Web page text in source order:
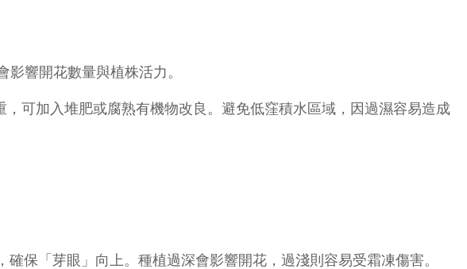
影響開花數量與植株活力。
，可加入堆肥或腐熟有機物改良。避免低窪積水區域，因過濕容易造成
，確保「芽眼」向上。種植過深會影響開花，過淺則容易受霜凍傷害。